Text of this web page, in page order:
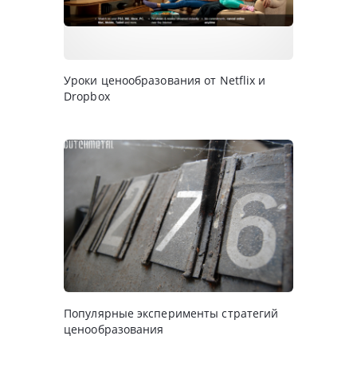
Уроки ценообразования от Netflix и
Dropbox
Популярные эксперименты стратегий
ценообразования